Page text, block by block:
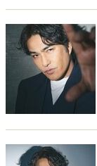
経営・ビジネス
リーダーの流儀
トップが描く未来
マインドセット
重圧との向き合
忘れられない言葉